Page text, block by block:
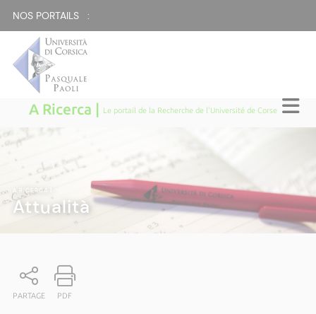
NOS PORTAILS :
A Ricerca | Le portail de la Recherche de l'Université de Corse
A RICERCA
Attualità
PARTAGE PDF